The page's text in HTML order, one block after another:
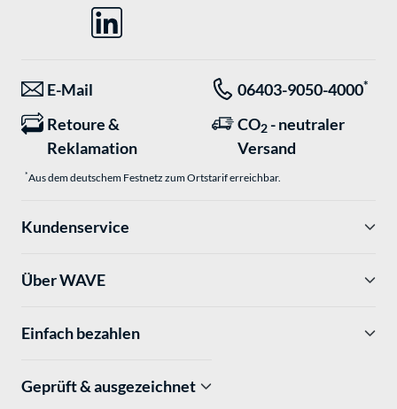
E-Mail 06403-9050-4000*
Retoure &
Reklamation
CO2 - neutraler
Versand
*Aus dem deutschem Festnetz zum Ortstarif erreichbar.
Kundenservice
Über WAVE
Einfach bezahlen
Geprüft & ausgezeichnet